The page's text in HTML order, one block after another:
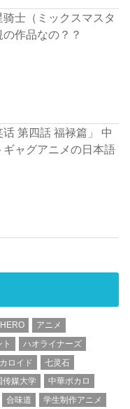
士（ミックスマスタ
作品なの？？
话 第四話 福禄篇」 中
ギャグアニメの日本語
アニメ
ハオライナーズ
ロイド
七灵石
传媒大学
中華ボカロ
合味道
学生制作アニメ